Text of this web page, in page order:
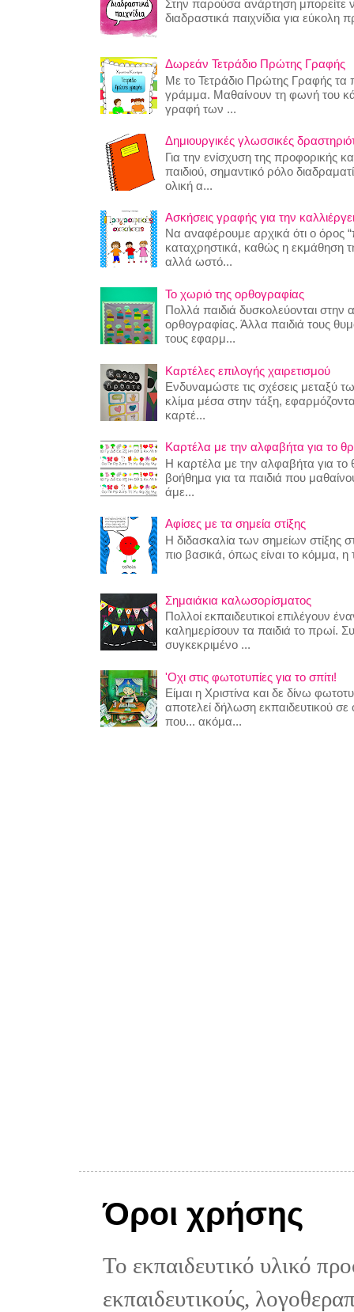
Στην παρούσα ανάρτηση μπορείτε
διαδραστικά παιχνίδια για εύκολη
Δωρεάν Τετράδιο Πρώτης Γραφής
Με το Τετράδιο Πρώτης Γραφής τα
γράμμα. Μαθαίνουν τη φωνή του
γραφή των ...
Δημιουργικές γλωσσικές
Για την ενίσχυση της προφορικής
παιδιού, σημαντικό ρόλο
ολική α...
Ασκήσεις γραφής για την
Να αναφέρουμε αρχικά ότι ο όρος
καταχρηστικά, καθώς η εκμάθηση
αλλά ωστό...
Το χωριό της ορθογραφίας
Πολλά παιδιά δυσκολεύονται
ορθογραφίας. Άλλα παιδιά τους
τους εφαρμ...
Καρτέλες επιλογής χαιρετισμού
Ενδυναμώστε τις σχέσεις μεταξύ
κλίμα μέσα στην τάξη,
καρτέ...
Καρτέλα με την αλφαβήτα για το
Η καρτέλα με την αλφαβήτα για το
βοήθημα για τα παιδιά που
άμε...
Αφίσες με τα σημεία στίξης
Η διδασκαλία των σημείων στίξης
πιο βασικά, όπως είναι το κόμμα, η
Σημαιάκια καλωσορίσματος
Πολλοί εκπαιδευτικοί επιλέγουν
καλημερίσουν τα παιδιά το πρωί.
συγκεκριμένο ...
'Οχι στις φωτοτυπίες για το σπίτι!
Είμαι η Χριστίνα και δε δίνω
αποτελεί δήλωση εκπαιδευτικού
που... ακόμα...
Όροι χρήσης
Το εκπαιδευτικό υλικό
εκπαιδευτικούς,